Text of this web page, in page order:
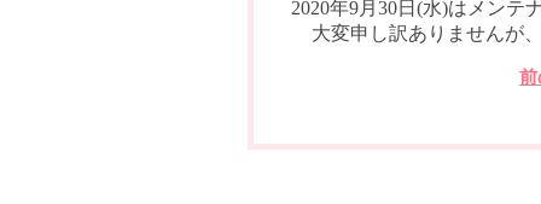
2020年9月30日(水)はメンテ
大変申し訳ありませんが
前